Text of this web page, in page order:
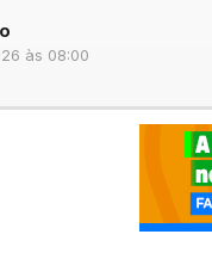
às 08:00